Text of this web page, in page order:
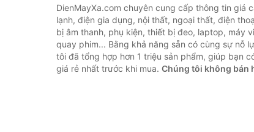
DienMayXa.com chuyên cung cấp thông tin giá
lạnh, điện gia dụng, nội thất, ngoại thất, điện
bị âm thanh, phụ kiện, thiết bị đeo, laptop, máy
quay phim... Bằng khả năng sẵn có cùng sự nỗ
tôi đã tổng hợp hơn 1 triệu sản phẩm, giúp bạn
giá rẻ nhất trước khi mua. Chúng tôi không bán